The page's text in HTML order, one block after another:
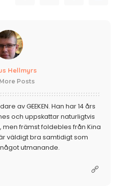
Hellmyrs
Posts
av GEEKEN. Han har 14 års
och uppskattar naturligtvis
främst foldebles från Kina
väldigt bra samtidigt som
utmanande.